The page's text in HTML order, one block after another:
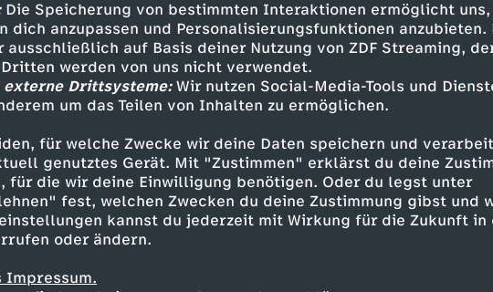
Die Speicherung von bestimmten Interaktionen ermöglicht
dich anzupassen und Personalisierungsfunktionen anzubieten.
auf Basis deiner Nutzung von ZDF Streaming,
werden von uns nicht verwendet.
externe Drittsysteme:Wir nutzen Social-Media-Tools und
um das Teilen von Inhalten zu ermöglichen.
für welche Zwecke wir deine Daten speichern und
genutztes Gerät. Mit "Zustimmen" erklärst du deine
für die wir deine Einwilligung benötigen. Oder du legst unter
fest, welchen Zwecken du deine Zustimmung gibst und
kannst du jederzeit mit Wirkung für die Zukunft in
oder ändern.
Impressum.
Inhalte entdecken
Talk informativ phoenix runde